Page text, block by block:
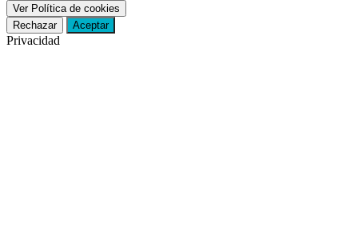
Ver Política de cookies
Rechazar
Aceptar
Privacidad